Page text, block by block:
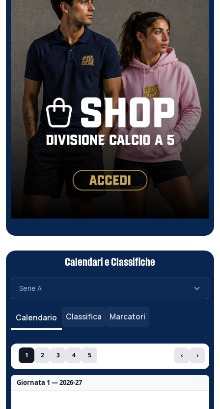
Calendari e Classifiche
Calendario Classifica Marcatori
1 2 3 4 5 ‹ ›
Giornata 1 — 2026-27